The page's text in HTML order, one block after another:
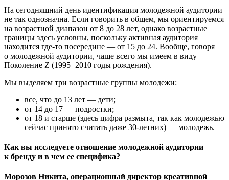
На сегодняшний день идентификация молодежной аудитории
не так однозначна. Если говорить в общем, мы ориентируемся
на возрастной диапазон от 8 до 28 лет, однако возрастные
границы здесь условны, поскольку активная аудитория
находится где-то посередине — от 15 до 24. Вообще, говоря
о молодежной аудитории, чаще всего мы имеем в виду
Поколение Z (1995−2010 годы рождения).
Мы выделяем три возрастные группы молодежи:
все, что до 13 лет — дети;
от 14 до 17 — подростки;
от 18 и старше (здесь цифра размыта, так как молодежью
сейчас принято считать даже 30-летних) — молодежь.
Как вы исследуете отношение молодежной аудитории
к бренду и в чем ее специфика?
Морозов Никита, операционный директор креативной